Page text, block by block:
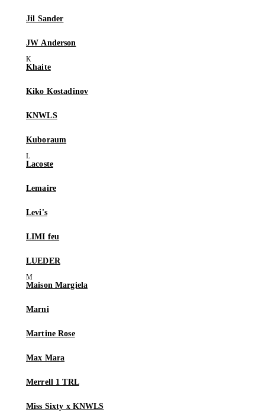
Jil Sander
JW Anderson
Khaite
Kiko Kostadinov
KNWLS
Kuboraum
Lacoste
Lemaire
Levi's
LIMI feu
LUEDER
Maison Margiela
Marni
Martine Rose
Max Mara
Merrell 1 TRL
Miss Sixty x KNWLS